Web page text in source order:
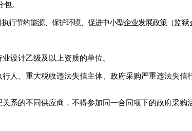
包。
执行节约能源、保护环境、促进中小型企业发展政策（监狱
设计乙级及以上资质的单位。
人 、重大税收违法失信主体、政府采购严重违法失
关系的不同供应商，不得参加同一合同项下的政府采购